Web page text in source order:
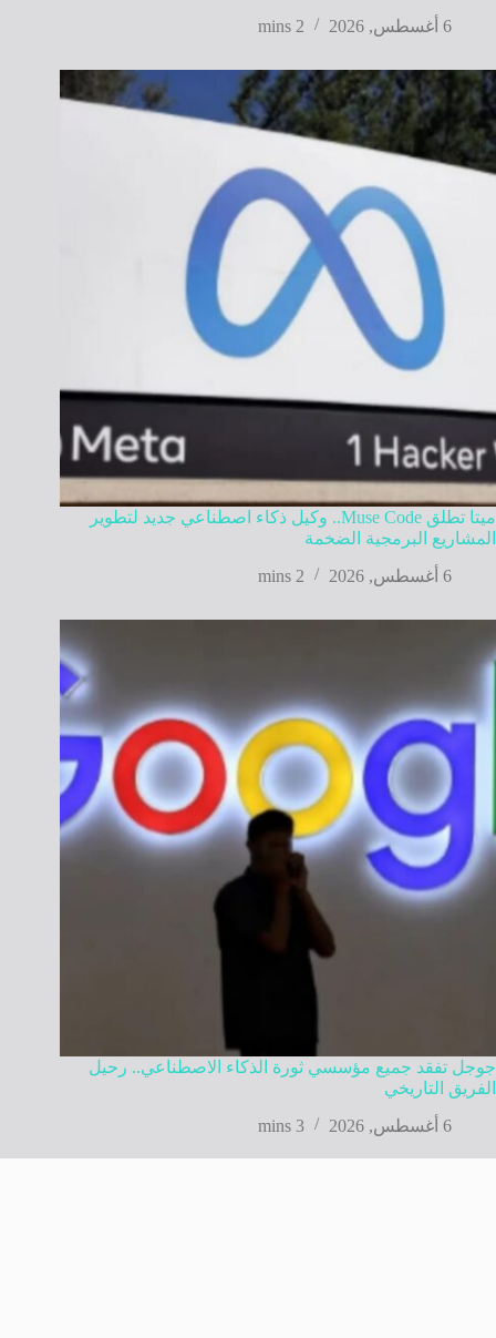
6 أغسطس, 2026
2 mins
ميتا تطلق Muse Code.. وكيل ذكاء اصطناعي جديد لتطوير
المشاريع البرمجية الضخمة
6 أغسطس, 2026
2 mins
جوجل تفقد جميع مؤسسي ثورة الذكاء الاصطناعي.. رحيل
الفريق التاريخي
6 أغسطس, 2026
3 mins